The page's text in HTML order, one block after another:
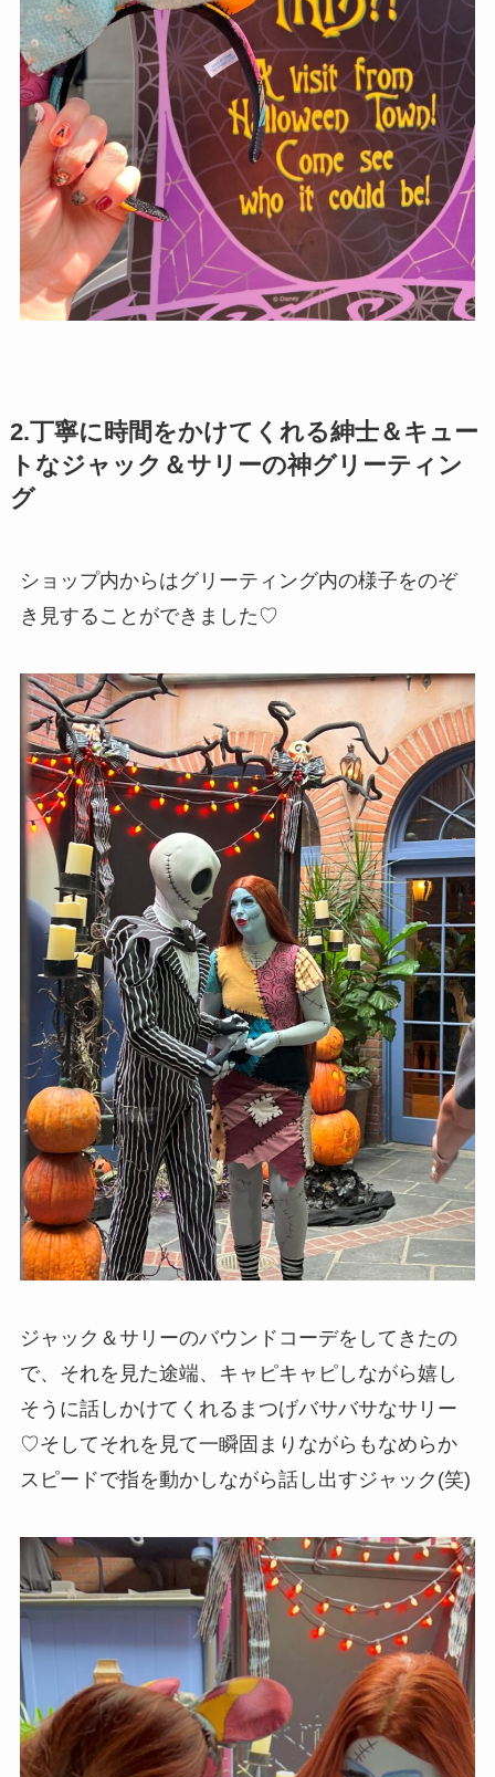
2.丁寧に時間をかけてくれる紳士＆キュー
トなジャック＆サリーの神グリーティン
グ
ショップ内からはグリーティング内の様子をのぞ
き見することができました♡
ジャック＆サリーのバウンドコーデをしてきたの
で、それを見た途端、キャピキャピしながら嬉し
そうに話しかけてくれるまつげバサバサなサリー
♡そしてそれを見て一瞬固まりながらもなめらか
スピードで指を動かしながら話し出すジャック(笑)